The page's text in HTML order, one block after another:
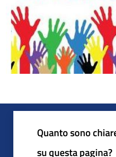
Quanto sono
su questa pagina?